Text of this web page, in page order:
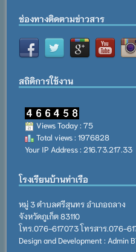
ช่องทางติดตามข่าวสาร
สถิติการใช้งาน
Views Today : 75
Total views : 1976828
Your IP Address : 216.73.217.33
โรงเรียนบ้านท่าเรือ
หมู่ 3 ตำบลศรีสุนทร อำเภอถลาง
จังหวัดภูเก็ต 83110
โทร.076-617073 โทรสาร.076-
Design and Development : Admin